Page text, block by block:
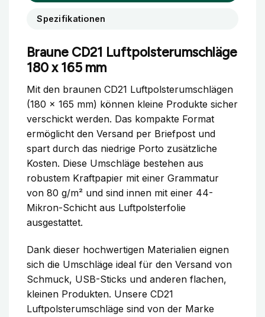
Spezifikationen
Braune CD21 Luftpolsterumschläge
180 x 165 mm
Mit den braunen CD21 Luftpolsterumschlägen
(180 x 165 mm) können kleine Produkte sicher
verschickt werden. Das kompakte Format
ermöglicht den Versand per Briefpost und
spart durch das niedrige Porto zusätzliche
Kosten. Diese Umschläge bestehen aus
robustem Kraftpapier mit einer Grammatur
von 80 g/m² und sind innen mit einer 44-
Mikron-Schicht aus Luftpolsterfolie
ausgestattet.
Dank dieser hochwertigen Materialien eignen
sich die Umschläge ideal für den Versand von
Schmuck, USB-Sticks und anderen flachen,
kleinen Produkten. Unsere CD21
Luftpolsterumschläge sind von der Marke